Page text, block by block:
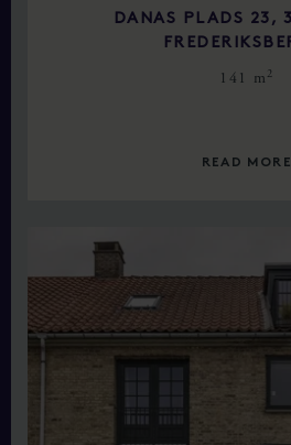
DANAS PLADS 23,
141 m 2
READ MORE